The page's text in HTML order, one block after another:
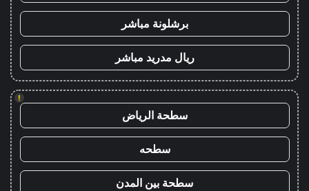
برشلونة مباشر
ريال مدريد مباشر
!
سطحة الرياض
سطحه
سطحة بين المدن